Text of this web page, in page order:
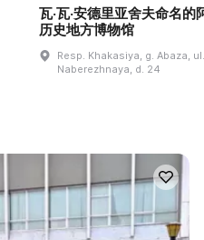
瓦·瓦·安德里亚舍夫命名的
历史地方博物馆
Resp. Khakasiya, g. Abaza, ul.
Naberezhnaya, d. 24